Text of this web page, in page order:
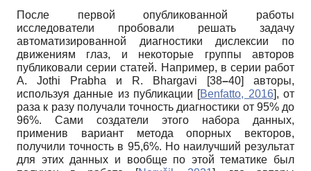
После первой опубликованной работы
исследователи пробовали решать задачу
автоматизированной диагностики дислексии по
движениям глаз, и некоторые группы авторов
публиковали серии статей. Например, в серии работ
A. Jothi Prabha и R. Bhargavi [38–40] авторы,
используя данные из публикации [Benfatto, 2016], от
раза к разу получали точность диагностики от 95% до
96%. Сами создатели этого набора данных,
применив вариант метода опорных векторов,
получили точность в 95,6%. Но наилучший результат
для этих данных и вообще по этой тематике был